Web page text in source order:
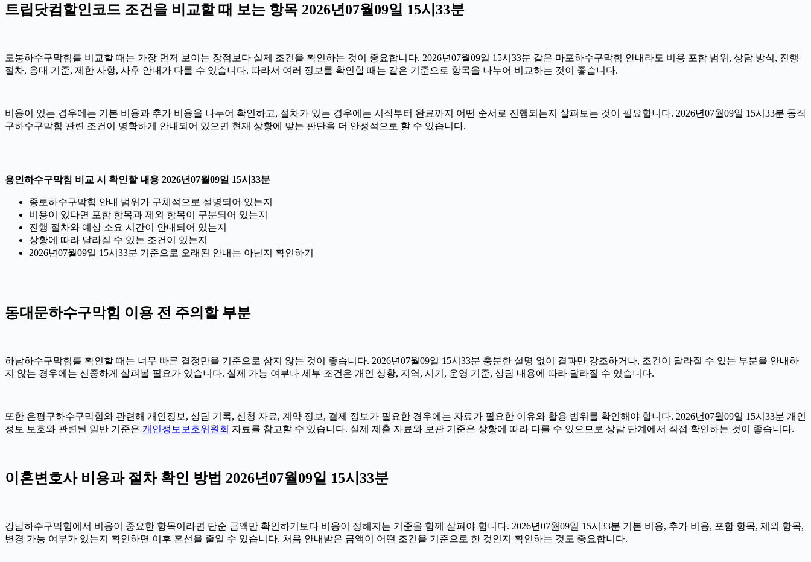
트립닷컴할인코드 조건을 비교할 때 보는 항목 2026년07월09일 15시33분
도봉하수구막힘를 비교할 때는 가장 먼저 보이는 장점보다 실제 조건을 확인하는 것이 중요합니다. 2026년07월09일 15시33분 같은 마포하수구막힘 안내라도 비용 포함 범위, 상담 방식, 진행
절차, 응대 기준, 제한 사항, 사후 안내가 다를 수 있습니다. 따라서 여러 정보를 확인할 때는 같은 기준으로 항목을 나누어 비교하는 것이 좋습니다.
비용이 있는 경우에는 기본 비용과 추가 비용을 나누어 확인하고, 절차가 있는 경우에는 시작부터 완료까지 어떤 순서로 진행되는지 살펴보는 것이 필요합니다. 2026년07월09일 15시33분 동작
구하수구막힘 관련 조건이 명확하게 안내되어 있으면 현재 상황에 맞는 판단을 더 안정적으로 할 수 있습니다.
용인하수구막힘 비교 시 확인할 내용 2026년07월09일 15시33분
종로하수구막힘 안내 범위가 구체적으로 설명되어 있는지
비용이 있다면 포함 항목과 제외 항목이 구분되어 있는지
진행 절차와 예상 소요 시간이 안내되어 있는지
상황에 따라 달라질 수 있는 조건이 있는지
2026년07월09일 15시33분 기준으로 오래된 안내는 아닌지 확인하기
동대문하수구막힘 이용 전 주의할 부분
하남하수구막힘를 확인할 때는 너무 빠른 결정만을 기준으로 삼지 않는 것이 좋습니다. 2026년07월09일 15시33분 충분한 설명 없이 결과만 강조하거나, 조건이 달라질 수 있는 부분을 안내하
지 않는 경우에는 신중하게 살펴볼 필요가 있습니다. 실제 가능 여부나 세부 조건은 개인 상황, 지역, 시기, 운영 기준, 상담 내용에 따라 달라질 수 있습니다.
또한 은평구하수구막힘와 관련해 개인정보, 상담 기록, 신청 자료, 계약 정보, 결제 정보가 필요한 경우에는 자료가 필요한 이유와 활용 범위를 확인해야 합니다. 2026년07월09일 15시33분 개인
정보 보호와 관련된 일반 기준은 개인정보보호위원회 자료를 참고할 수 있습니다. 실제 제출 자료와 보관 기준은 상황에 따라 다를 수 있으므로 상담 단계에서 직접 확인하는 것이 좋습니다.
이혼변호사 비용과 절차 확인 방법 2026년07월09일 15시33분
강남하수구막힘에서 비용이 중요한 항목이라면 단순 금액만 확인하기보다 비용이 정해지는 기준을 함께 살펴야 합니다. 2026년07월09일 15시33분 기본 비용, 추가 비용, 포함 항목, 제외 항목,
변경 가능 여부가 있는지 확인하면 이후 혼선을 줄일 수 있습니다. 처음 안내받은 금액이 어떤 조건을 기준으로 한 것인지 확인하는 것도 중요합니다.